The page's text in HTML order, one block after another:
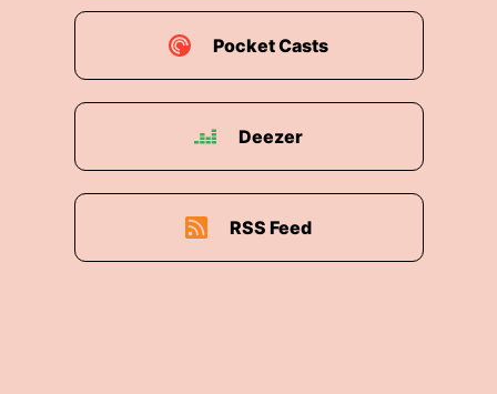
Pocket Casts
Deezer
RSS Feed